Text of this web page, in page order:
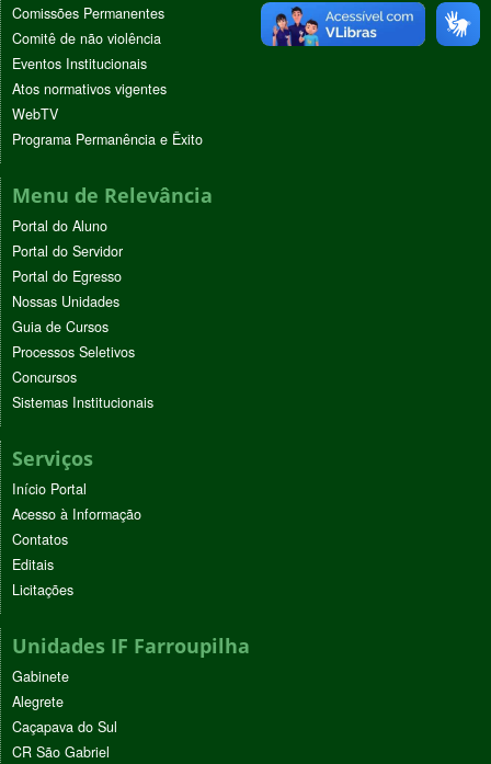
Comissões Permanentes
Comitê de não violência
Eventos Institucionais
Atos normativos vigentes
WebTV
Programa Permanência e Êxito
Menu de Relevância
Portal do Aluno
Portal do Servidor
Portal do Egresso
Nossas Unidades
Guia de Cursos
Processos Seletivos
Concursos
Sistemas Institucionais
Serviços
Início Portal
Acesso à Informação
Contatos
Editais
Licitações
Unidades IF Farroupilha
Gabinete
Alegrete
Caçapava do Sul
CR São Gabriel